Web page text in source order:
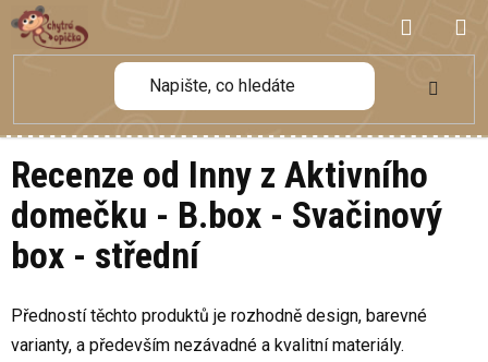
Přejít
na
obsah
KOŠÍK
Recenze od Inny z Aktivního
domečku - B.box - Svačinový
box - střední
Předností těchto produktů je rozhodně design, barevné
varianty, a především nezávadné a kvalitní materiály.